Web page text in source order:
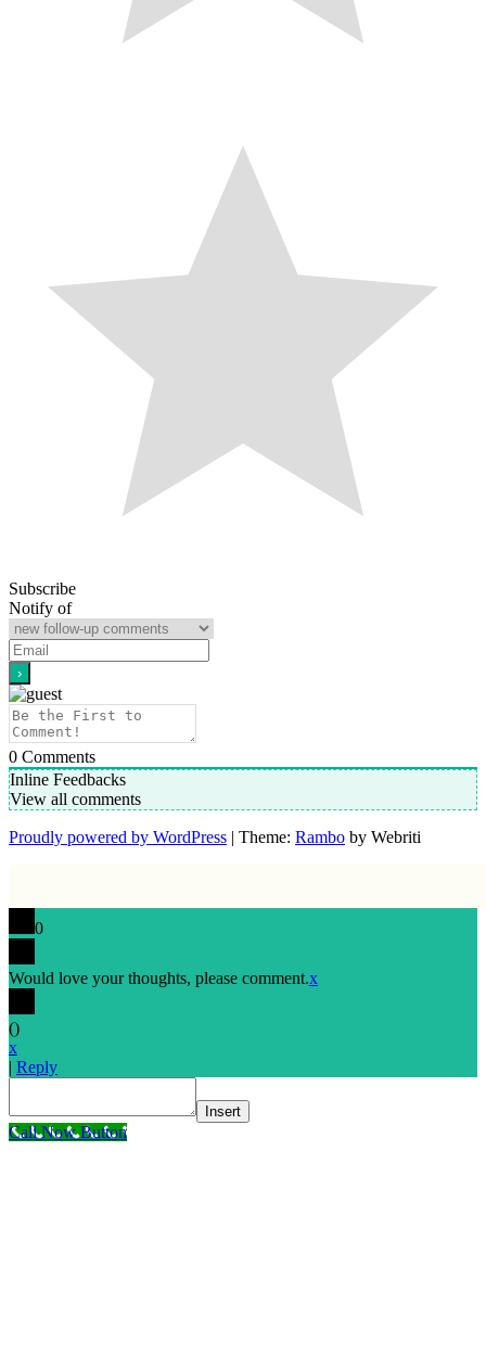
Subscribe
Notify of
0 Comments
Inline Feedbacks
View all comments
Proudly powered by WordPress | Theme: Rambo by Webriti
0
Would love your thoughts, please comment.x
()
x
| Reply
Insert
Call Now Button